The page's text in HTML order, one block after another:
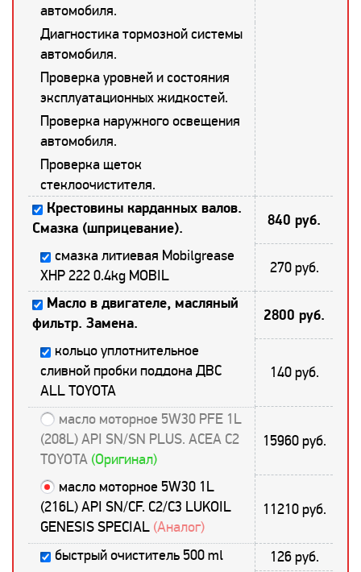
автомобиля.
Диагностика тормозной системы
автомобиля.
Проверка уровней и состояния
эксплуатационных жидкостей.
Проверка наружного освещения
автомобиля.
Проверка щеток
стеклоочистителя.
Крестовины карданных валов.
Смазка (шприцевание).
840 руб.
смазка литиевая Mobilgrease
XHP 222 0.4kg MOBIL
270 руб.
Масло в двигателе, масляный
фильтр. Замена.
2800 руб.
кольцо уплотнительное
сливной пробки поддона ДВС
ALL TOYOTA
140 руб.
масло моторное 5W30 PFE 1L
(208L) API SN/SN PLUS. ACEA C2
TOYOTA (Оригинал)
15960 руб.
масло моторное 5W30 1L
(216L) API SN/CF. C2/С3 LUKOIL
GENESIS SPECIAL (Аналог)
11210 руб.
быстрый очиститель 500 ml
126 руб.